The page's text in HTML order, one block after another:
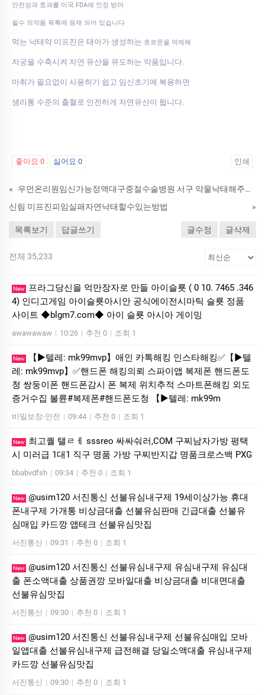
안전성과 효과를 미국 FDA에 인정 받아
필수 의약품 목록에 등재 되어 있습니다
먹는 낙태약 미프진은 태아가 생성하는 호르몬을 억제해
자궁을 수축시켜 자연 유산을 유도하는 약품입니다.
마취가 필요없이 사용하기 쉽고 임신초기에 복용하면
생리통 수준의 출혈로 안전하게 자연유산이 됩니다.
좋아요 0 싫어요 0 인쇄
«
우먼온리원임신가능정액대구중절수술병원 서구 약물낙태해주는산부인과 낙태되는약미프진종류및사용방법 량 임신중절가능한시기
신림 미프진피임실패자연낙태할수있는방법
»
목록보기 답글쓰기 글수정 글삭제
전체 35,233
New
프라그당신을 억만장자로 만들 아이슬룟 ( 0 10. 7465 .346
4) 인디­고게­임 아이슬룟아시안 공식에이전시마틱 슬룟 정품
사이트 ◆blgm7.com◆ 아이 슬룟 아시아 게이밍
awawawaw | 10:26 | 추천 0 | 조회 1
New
【▶텔레: mk99mvp】애인 카톡해킹 인스타해킹✅【▶텔
레: mk99mvp】✅핸드폰 해킹의뢰 스파이앱 복제폰 핸드폰도
청 쌍둥이폰 핸드폰감시 폰 복제 위치추적 스마트폰해킹 외도
증거수집 불륜#복제폰#핸드폰도청 【▶텔레: mk99m
비밀보장-안전 | 09:44 | 추천 0 | 조회 1
New
최고퀄 탤ㄹㅔ sssreo 싸싸숴러,COM 구찌남자가방 평택
시 미러급 1대1 직구 명품 가방 구찌반지갑 명품크로스백 PXG
bbabvdfsh | 09:34 | 추천 0 | 조회 1
New @usim120 서진통신 선불유심내구제 19세이상가능 휴대
폰내구제 가개통 비상금대출 선불유심판매 긴급대출 선불유
심매입 카드깡 앱테크 선불유심맛집
서진통신 | 09:31 | 추천 0 | 조회 1
New @usim120 서진통신 선불유심내구제 유심내구제 유심대
출 폰소액대출 상품권깡 모바일대출 비상금대출 비대면대출
선불유심맛집
서진통신 | 09:30 | 추천 0 | 조회 1
New @usim120 서진통신 선불유심내구제 선불유심매입 모바
일앱대출 선불유심내구제 급전해결 당일소액대출 유심내구제
카드깡 선불유심맛집
서진통신 | 09:30 | 추천 0 | 조회 1